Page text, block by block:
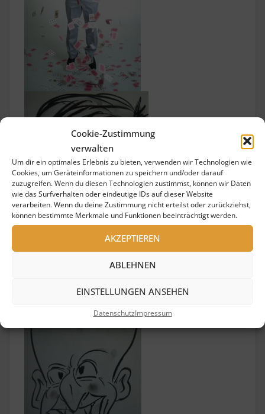
Cookie-Zustimmung
verwalten
Um dir ein optimales Erlebnis zu bieten, verwenden wir Technologien wie
Cookies, um Geräteinformationen zu speichern und/oder darauf
zuzugreifen. Wenn du diesen Technologien zustimmst, können wir Daten
wie das Surfverhalten oder eindeutige IDs auf dieser Website
verarbeiten. Wenn du deine Zustimmung nicht erteilst oder zurückziehst,
können bestimmte Merkmale und Funktionen beeinträchtigt werden.
AKZEPTIEREN
ABLEHNEN
EINSTELLUNGEN ANSEHEN
DatenschutzImpressum